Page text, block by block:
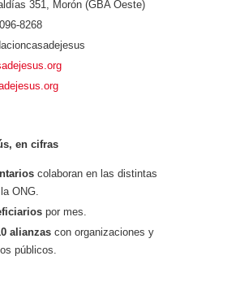
351, Morón (GBA Oeste)
8268
en cifras
colaboran en las distintas
ONG.
por mes.
alianzas con organizaciones y
públicos.